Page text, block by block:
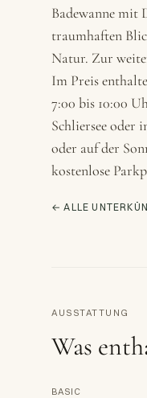
Badewanne mit
traumhaften
Natur. Zur
Im Preis
7:00 bis 10:00
Schliersee oder
oder auf der
kostenlose
← ALLE
AUSSTATTUNG
Was
BASIC